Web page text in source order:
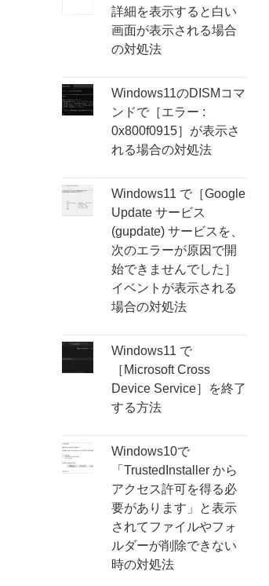
詳細を表示すると白い
画面が表示される場合
の対処法
Windows11のDISMコマ
ンドで［エラー :
0x800f0915］が表示さ
れる場合の対処法
Windows11 で［Google
Update サービス
(gupdate) サービスを、
次のエラーが原因で開
始できませんでした］
イベントが表示される
場合の対処法
Windows11 で
［Microsoft Cross
Device Service］を終了
する方法
Windows10で
「TrustedInstaller から
アクセス許可を得る必
要があります」と表示
されてファイルやフォ
ルダーが削除できない
時の対処法